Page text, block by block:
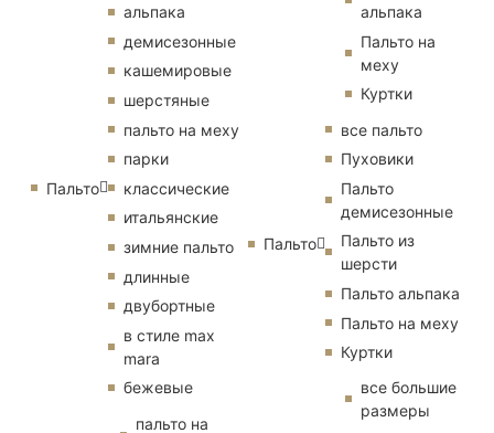
Пальто
альпака
демисезонные
кашемировые
шерстяные
пальто на меху
парки
классические
итальянские
зимние пальто
длинные
двубортные
в стиле max
mara
бежевые
пальто на
альпака
Пальто на
меху
Куртки
Пальто
все пальто
Пуховики
Пальто
демисезонные
Пальто из
шерсти
Пальто альпака
Пальто на меху
Куртки
все большие
размеры